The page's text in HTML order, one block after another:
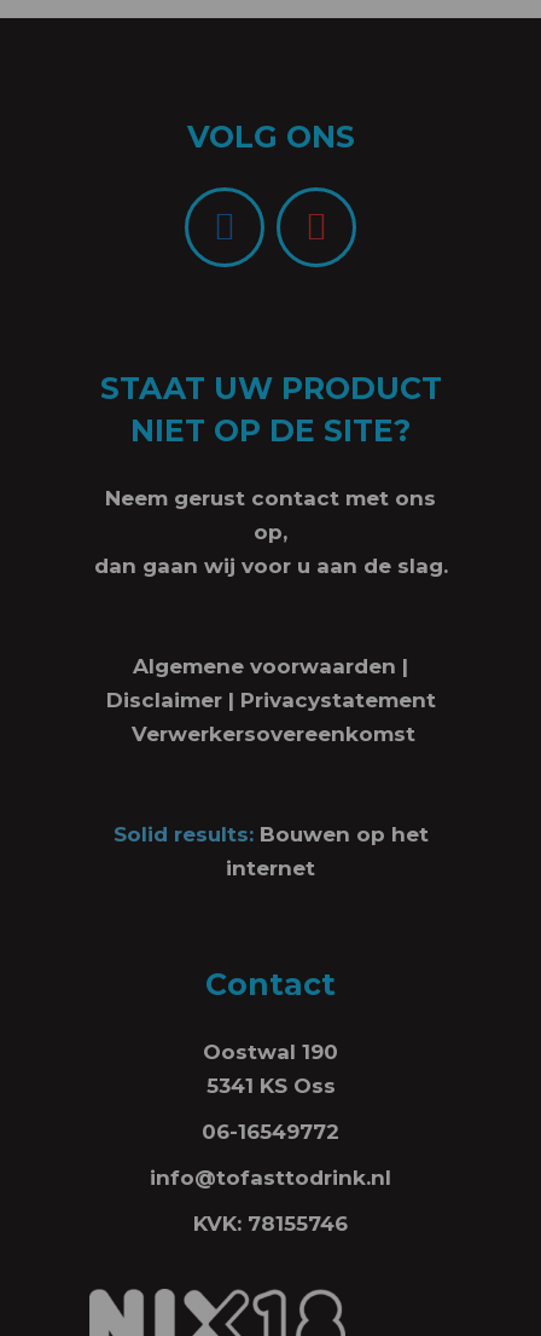
VOLG ONS
STAAT UW PRODUCT
NIET OP DE SITE?
Neem gerust contact met ons
op,
dan gaan wij voor u aan de slag.
Algemene voorwaarden |
Disclaimer| Privacystatement
Verwerkersovereenkomst
Solid results: Bouwen op het
internet
Contact
Oostwal 190
5341 KS Oss
06-16549772
info@tofasttodrink.nl
KVK: 78155746